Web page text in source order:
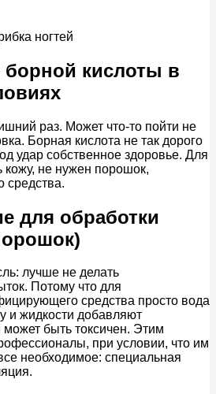
ногтей
борной кислоты в
раз. Может что-то пойти не
Борная кислота не так дорого
удар собственное здоровье. Для
кожу, не нужен порошок,
средства.
для обработки
лучше не делать
Потому что для
средства просто вода
и жидкости добавляют
быть токсичен. Этим
при условии, что им
необходимое: специальная